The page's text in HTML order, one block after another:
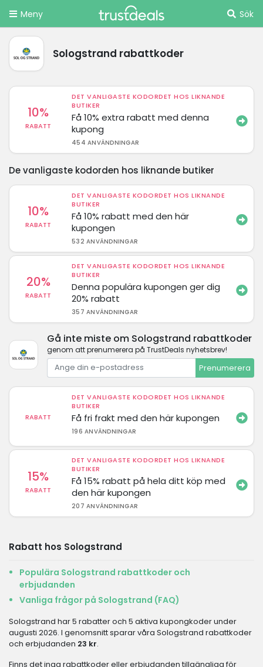
Meny Sök
Sologstrand rabattkoder
10%
RABATT
DET VANLIGASTE KODORDET HOS LIKNANDE
BUTIKER
Få 10% extra rabatt med denna
kupong
454 ANVÄNDNINGAR
De vanligaste kodorden hos liknande butiker
10%
RABATT
DET VANLIGASTE KODORDET HOS LIKNANDE
BUTIKER
Få 10% rabatt med den här
kupongen
532 ANVÄNDNINGAR
20%
RABATT
DET VANLIGASTE KODORDET HOS LIKNANDE
BUTIKER
Denna populära kupongen ger dig
20% rabatt
357 ANVÄNDNINGAR
Gå inte miste om Sologstrand rabattkoder
genom att prenumerera på TrustDeals nyhetsbrev!
Prenumerera
RABATT
DET VANLIGASTE KODORDET HOS LIKNANDE
BUTIKER
Få fri frakt med den här kupongen
196 ANVÄNDNINGAR
15%
RABATT
DET VANLIGASTE KODORDET HOS LIKNANDE
BUTIKER
Få 15% rabatt på hela ditt köp med
den här kupongen
207 ANVÄNDNINGAR
Rabatt hos Sologstrand
Populära Sologstrand rabattkoder och
erbjudanden
Vanliga frågor på Sologstrand (FAQ)
Sologstrand har 5 rabatter och 5 aktiva kupongkoder under
augusti 2026. I genomsnitt sparar våra Sologstrand rabattkoder
och erbjudanden 23 kr.
Finns det inga rabattkoder eller erbjudanden tillgängliga för